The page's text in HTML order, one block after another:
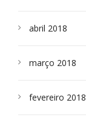
abril 2018
março 2018
fevereiro 2018